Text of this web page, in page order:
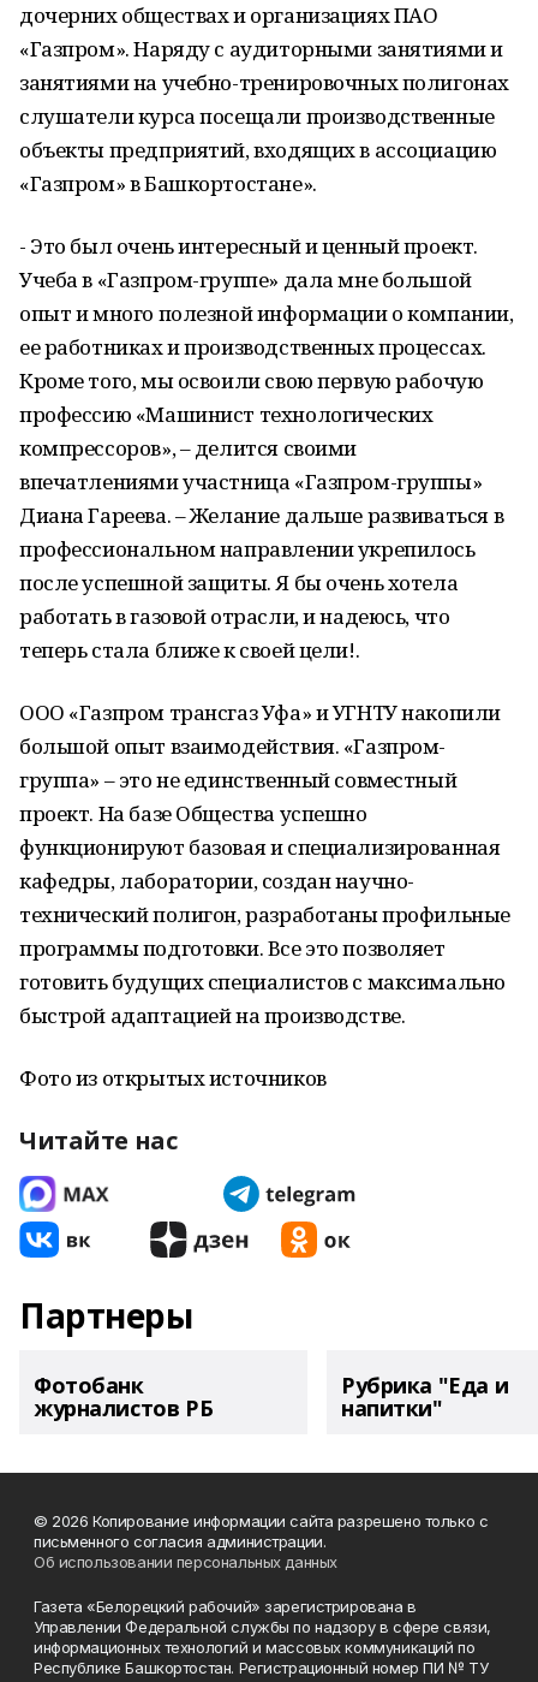
дочерних обществах и организациях ПАО
«Газпром». Наряду с аудиторными занятиями и
занятиями на учебно-тренировочных полигонах
слушатели курса посещали производственные
объекты предприятий, входящих в ассоциацию
«Газпром» в Башкортостане».
- Это был очень интересный и ценный проект.
Учеба в «Газпром-группе» дала мне большой
опыт и много полезной информации о компании,
ее работниках и производственных процессах.
Кроме того, мы освоили свою первую рабочую
профессию «Машинист технологических
компрессоров», – делится своими
впечатлениями участница «Газпром-группы»
Диана Гареева. – Желание дальше развиваться в
профессиональном направлении укрепилось
после успешной защиты. Я бы очень хотела
работать в газовой отрасли, и надеюсь, что
теперь стала ближе к своей цели!.
ООО «Газпром трансгаз Уфа» и УГНТУ накопили
большой опыт взаимодействия. «Газпром-
группа» – это не единственный совместный
проект. На базе Общества успешно
функционируют базовая и специализированная
кафедры, лаборатории, создан научно-
технический полигон, разработаны профильные
программы подготовки. Все это позволяет
готовить будущих специалистов с максимально
быстрой адаптацией на производстве.
Фото из открытых источников
Читайте нас
Партнеры
Фотобанк
журналистов РБ
Рубрика "Еда и
напитки"
© 2026 Копирование информации сайта разрешено только с
письменного согласия администрации.
Об использовании персональных данных
Газета «Белорецкий рабочий» зарегистрирована в
Управлении Федеральной службы по надзору в сфере связи,
информационных технологий и массовых коммуникаций по
Республике Башкортостан. Регистрационный номер ПИ № ТУ